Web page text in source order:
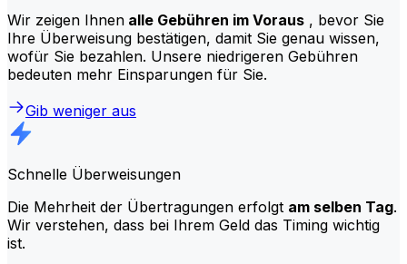
Wir zeigen Ihnen alle Gebühren im Voraus , bevor Sie
Ihre Überweisung bestätigen, damit Sie genau wissen,
wofür Sie bezahlen. Unsere niedrigeren Gebühren
bedeuten mehr Einsparungen für Sie.
Gib weniger aus
Schnelle Überweisungen
Die Mehrheit der Übertragungen erfolgt am selben Tag.
Wir verstehen, dass bei Ihrem Geld das Timing wichtig
ist.